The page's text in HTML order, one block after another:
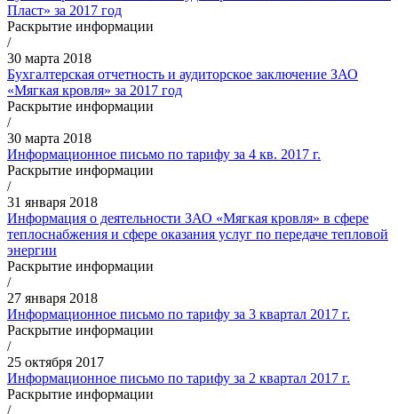
Пласт» за 2017 год
Раскрытие информации
/
30 марта 2018
Бухгалтерская отчетность и аудиторское заключение ЗАО
«Мягкая кровля» за 2017 год
Раскрытие информации
/
30 марта 2018
Информационное письмо по тарифу за 4 кв. 2017 г.
Раскрытие информации
/
31 января 2018
Информация о деятельности ЗАО «Мягкая кровля» в сфере
теплоснабжения и сфере оказания услуг по передаче тепловой
энергии
Раскрытие информации
/
27 января 2018
Информационное письмо по тарифу за 3 квартал 2017 г.
Раскрытие информации
/
25 октября 2017
Информационное письмо по тарифу за 2 квартал 2017 г.
Раскрытие информации
/